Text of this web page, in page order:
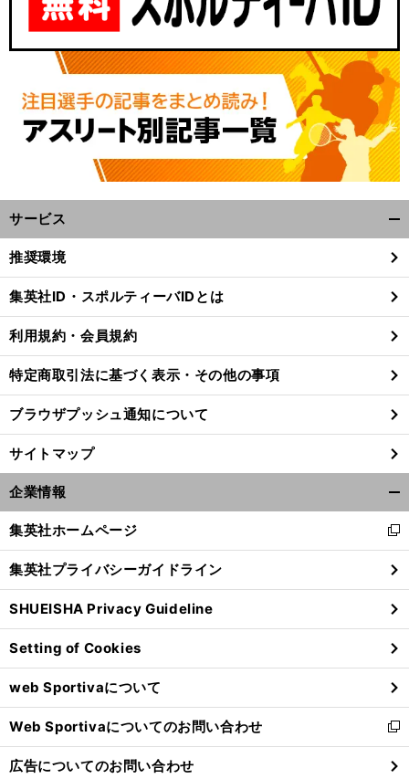
。
前
サービス
閉
る
推奨環境
集英社ID・スポルティーバIDとは
利用規約・会員規約
特定商取引法に基づく表示・その他の事項
ブラウザプッシュ通知について
サイトマップ
企業情報
閉
る
集英社ホームページ
新
し
い
ウ
ィ
ン
ド
ウ
で
開
く
集英社プライバシーガイドライン
SHUEISHA Privacy Guideline
Setting of Cookies
web Sportivaについて
Web Sportivaについてのお問い合わせ
新
し
い
広告についてのお問い合わせ